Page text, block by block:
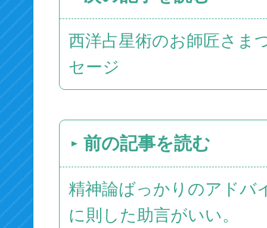
西洋占星術のお師匠さま
セージ
前の記事を読む
精神論ばっかりのアドバ
に則した助言がいい。